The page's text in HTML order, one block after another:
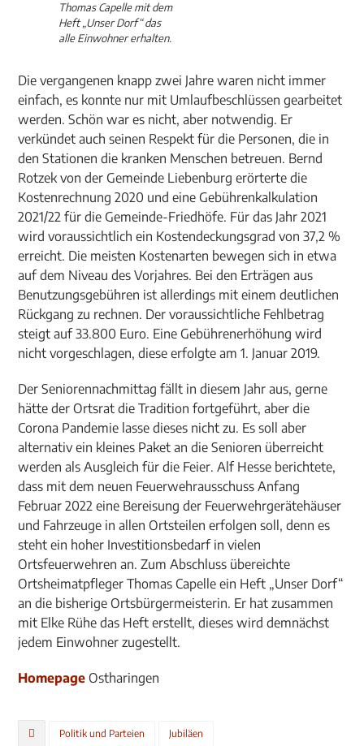
Thomas Capelle mit dem
Heft „Unser Dorf“ das
alle Einwohner erhalten.
Die vergangenen knapp zwei Jahre waren nicht immer
einfach, es konnte nur mit Umlaufbeschlüssen gearbeitet
werden. Schön war es nicht, aber notwendig. Er
verkündet auch seinen Respekt für die Personen, die in
den Stationen die kranken Menschen betreuen. Bernd
Rotzek von der Gemeinde Liebenburg erörterte die
Kostenrechnung 2020 und eine Gebührenkalkulation
2021/22 für die Gemeinde-Friedhöfe. Für das Jahr 2021
wird voraussichtlich ein Kostendeckungsgrad von 37,2 %
erreicht. Die meisten Kostenarten bewegen sich in etwa
auf dem Niveau des Vorjahres. Bei den Erträgen aus
Benutzungsgebühren ist allerdings mit einem deutlichen
Rückgang zu rechnen. Der voraussichtliche Fehlbetrag
steigt auf 33.800 Euro. Eine Gebührenerhöhung wird
nicht vorgeschlagen, diese erfolgte am 1. Januar 2019.
Der Seniorennachmittag fällt in diesem Jahr aus, gerne
hätte der Ortsrat die Tradition fortgeführt, aber die
Corona Pandemie lasse dieses nicht zu. Es soll aber
alternativ ein kleines Paket an die Senioren überreicht
werden als Ausgleich für die Feier. Alf Hesse berichtete,
dass mit dem neuen Feuerwehrausschuss Anfang
Februar 2022 eine Bereisung der Feuerwehrgerätehäuser
und Fahrzeuge in allen Ortsteilen erfolgen soll, denn es
steht ein hoher Investitionsbedarf in vielen
Ortsfeuerwehren an. Zum Abschluss übereichte
Ortsheimatpfleger Thomas Capelle ein Heft „Unser Dorf“
an die bisherige Ortsbürgermeisterin. Er hat zusammen
mit Elke Rühe das Heft erstellt, dieses wird demnächst
jedem Einwohner zugestellt.
Homepage Ostharingen
Politik und Parteien Jubiläen